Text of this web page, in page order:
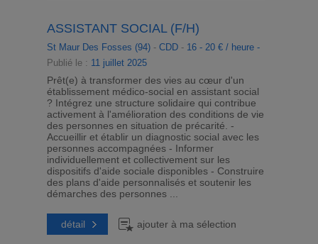
ASSISTANT SOCIAL (F/H)
St Maur Des Fosses (94)- CDD - 16 - 20 € / heure -
Publié le : 11 juillet 2025
Prêt(e) à transformer des vies au cœur d'un
établissement médico-social en assistant social
? Intégrez une structure solidaire qui contribue
activement à l'amélioration des conditions de vie
des personnes en situation de précarité. -
Accueillir et établir un diagnostic social avec les
personnes accompagnées - Informer
individuellement et collectivement sur les
dispositifs d'aide sociale disponibles - Construire
des plans d'aide personnalisés et soutenir les
démarches des personnes ...
détail ajouter à ma sélection